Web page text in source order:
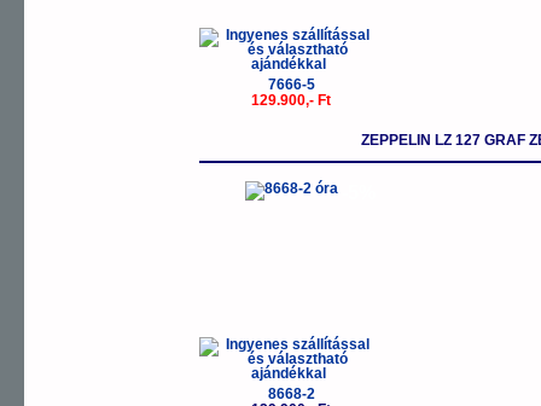
7666-5
129.900,- Ft
ZEPPELIN LZ 127 GRAF
8668-2